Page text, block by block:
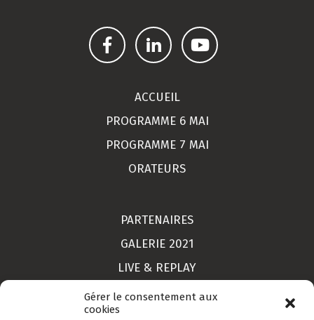
Gérer le consentement aux
cookies
ACCUEIL
PROGRAMME 6 MAI
PROGRAMME 7 MAI
ORATEURS
PARTENAIRES
GALERIE 2021
LIVE & REPLAY
MON COMPTE